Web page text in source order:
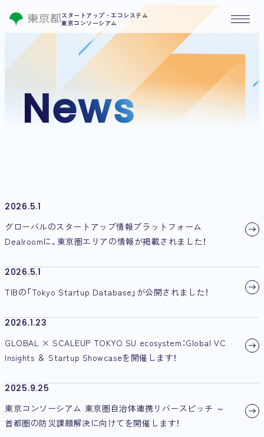
スタートアップ・エコシステム
東京コンソーシアム
News
2026.5.1
グローバルのスタートアップ情報プラットフォーム
Dealroomに、東京圏エリアの情報が掲載されました！
2026.5.1
TIBの「Tokyo Startup Database」が公開されました！
2026.1.23
GLOBAL × SCALEUP TOKYO SU ecosystem：Global VC
Insights ＆ Startup Showcaseを開催します！
2025.9.25
東京コンソーシアム 東京圏自治体連携リバースピッチ ～
首都圏の防災課題解決に向けてを開催します！